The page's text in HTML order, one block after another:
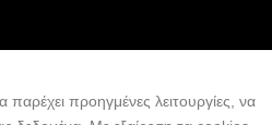
προηγμένες λειτουργίες, να